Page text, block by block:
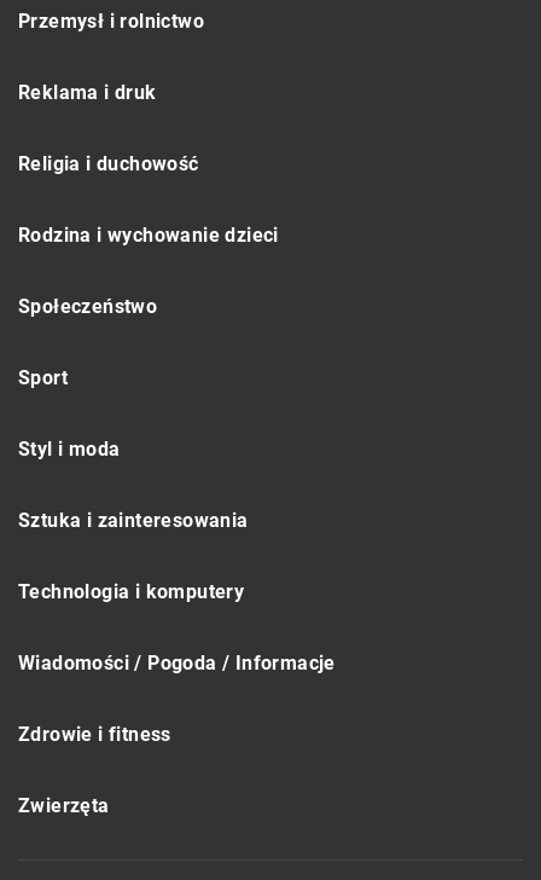
Przemysł i rolnictwo
Reklama i druk
Religia i duchowość
Rodzina i wychowanie dzieci
Społeczeństwo
Sport
Styl i moda
Sztuka i zainteresowania
Technologia i komputery
Wiadomości / Pogoda / Informacje
Zdrowie i fitness
Zwierzęta